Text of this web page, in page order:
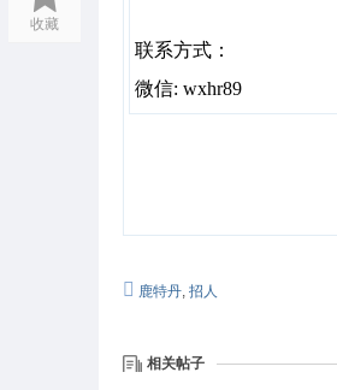
收藏
联系方式：
微信: wxhr89
鹿特丹, 招人
相关帖子